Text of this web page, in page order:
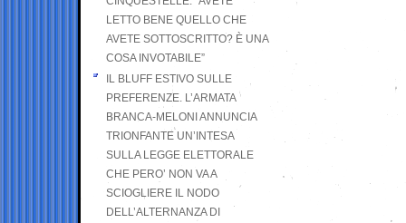
LETTO BENE QUELLO CHE
AVETE SOTTOSCRITTO? È UNA
COSA INVOTABILE”
IL BLUFF ESTIVO SULLE
PREFERENZE. L’ARMATA
BRANCA-MELONI ANNUNCIA
TRIONFANTE UN’INTESA
SULLA LEGGE ELETTORALE
CHE PERO’ NON VA A
SCIOGLIERE IL NODO
DELL’ALTERNANZA DI